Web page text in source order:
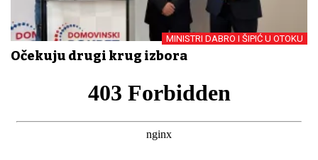
MINISTRI DABRO I ŠIPIĆ U OTOKU
Očekuju drugi krug izbora